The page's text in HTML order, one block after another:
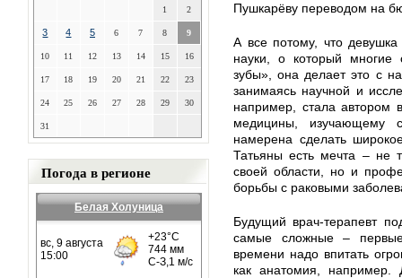
1 2
3 4 5 6 7 8 9
10 11 12 13 14 15 16
17 18 19 20 21 22 23
24 25 26 27 28 29 30
31
Погода в регионе
Белая Холуница
Пушкарёву переводом на
А все потому, что
науки, о который
зубы», она делает это с
занимаясь научной и
например, стала автором
медицины, изучающему
намерена сделать
Татьяны есть мечта – не
своей области, но и
борьбы с раковыми
Будущий врач-терапевт
самые сложные –
времени надо впитать
как анатомия, например.